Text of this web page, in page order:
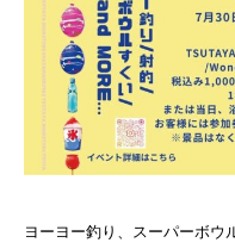
ヨーヨー釣り、スーパーボウ